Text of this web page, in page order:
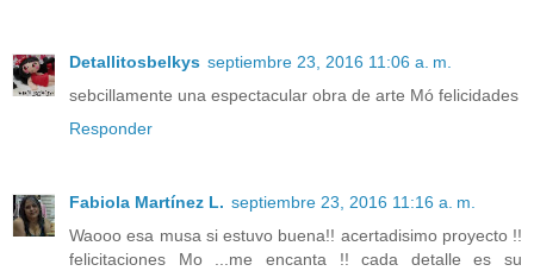
Detallitosbelkys septiembre 23, 2016 11:06 a. m.
sebcillamente una espectacular obra de arte Mó felicidades
Responder
Fabiola Martínez L. septiembre 23, 2016 11:16 a. m.
Waooo esa musa si estuvo buena!! acertadisimo proyecto !!
felicitaciones Mo ...me encanta !! cada detalle es su